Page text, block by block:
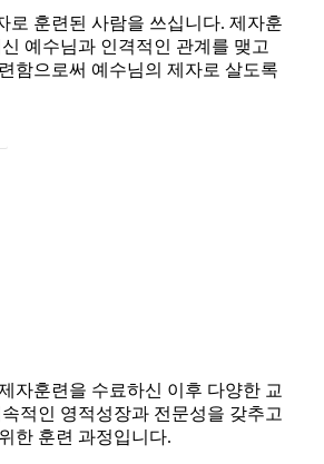
로 훈련된 사람을 쓰십니다. 제자훈
예수님과 인격적인 관계를 맺고
함으로써 예수님의 제자로 살도록
자훈련을 수료하신 이후 다양한 교
적인 영적성장과 전문성을 갖추고
한 훈련 과정입니다.